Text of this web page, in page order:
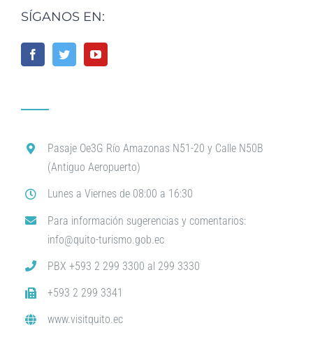
SÍGANOS EN:
Pasaje Oe3G Río Amazonas N51-20 y Calle N50B
(Antiguo Aeropuerto)
Lunes a Viernes de 08:00 a 16:30
Para información sugerencias y comentarios:
info@quito-turismo.gob.ec
PBX +593 2 299 3300 al 299 3330
+593 2 299 3341
www.visitquito.ec